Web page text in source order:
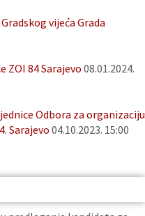
vijeća Grada
ZOI 84 Sarajevo 08.01.2024.
Odbora za organizaciju
Sarajevo 04.10.2023. 15:00